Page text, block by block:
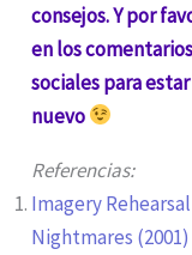
consejos. Y por
en los
sociales para
nuevo
Referencias:
Imagery
Nightmares (2001)